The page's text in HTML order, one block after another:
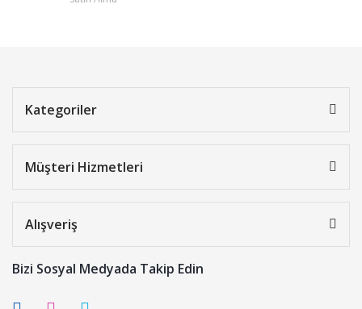
Kategoriler
Müşteri Hizmetleri
Alışveriş
Bizi Sosyal Medyada Takip Edin